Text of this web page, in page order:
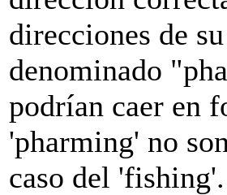
direcciones de
denominado
podrían caer en
'pharming' no
caso del 'fishing'.